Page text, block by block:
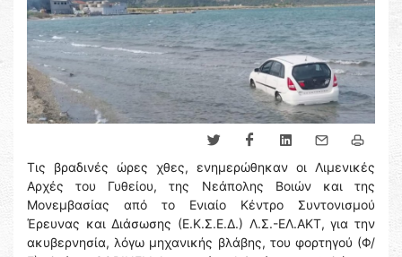
Τις βραδινές ώρες χθες, ενημερώθηκαν οι Λιμενικές
Αρχές του Γυθείου, της Νεάπολης Βοιών και της
Μονεμβασίας από το Ενιαίο Κέντρο Συντονισμού
Έρευνας και Διάσωσης (Ε.Κ.Σ.Ε.Δ.) Λ.Σ.-ΕΛ.ΑΚΤ, για την
ακυβερνησία, λόγω μηχανικής βλάβης, του φορτηγού (Φ/